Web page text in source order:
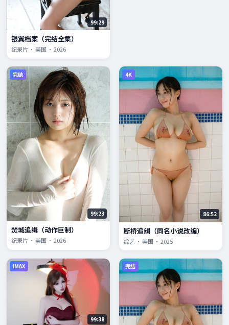
99:29
银翼档案（完结全集）
纪录片 · 美国 · 2026
完结
99:23
焚城追缉（动作巨制）
纪录片 · 美国 · 2026
4K
86:52
断桥追缉（同名小说改编）
综艺 · 美国 · 2025
IMAX
99:38
完结